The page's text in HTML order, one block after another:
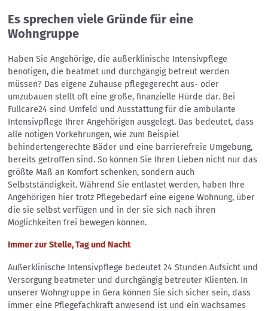
Es sprechen viele Gründe für eine
Wohngruppe
Haben Sie Angehörige, die außerklinische Intensivpflege
benötigen, die beatmet und durchgängig betreut werden
müssen? Das eigene Zuhause pflegegerecht aus- oder
umzubauen stellt oft eine große, finanzielle Hürde dar. Bei
Fullcare24 sind Umfeld und Ausstattung für die ambulante
Intensivpflege Ihrer Angehörigen ausgelegt. Das bedeutet, dass
alle nötigen Vorkehrungen, wie zum Beispiel
behindertengerechte Bäder und eine barrierefreie Umgebung,
bereits getroffen sind. So können Sie Ihren Lieben nicht nur das
größte Maß an Komfort schenken, sondern auch
Selbstständigkeit. Während Sie entlastet werden, haben Ihre
Angehörigen hier trotz Pflegebedarf eine eigene Wohnung, über
die sie selbst verfügen und in der sie sich nach ihren
Möglichkeiten frei bewegen können.
Immer zur Stelle, Tag und Nacht
Außerklinische Intensivpflege bedeutet 24 Stunden Aufsicht und
Versorgung beatmeter und durchgängig betreuter Klienten. In
unserer Wohngruppe in Gera können Sie sich sicher sein, dass
immer eine Pflegefachkraft anwesend ist und ein wachsames